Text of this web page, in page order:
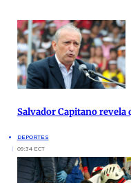
Salvador Capitano revela
DEPORTES
09:34 ECT